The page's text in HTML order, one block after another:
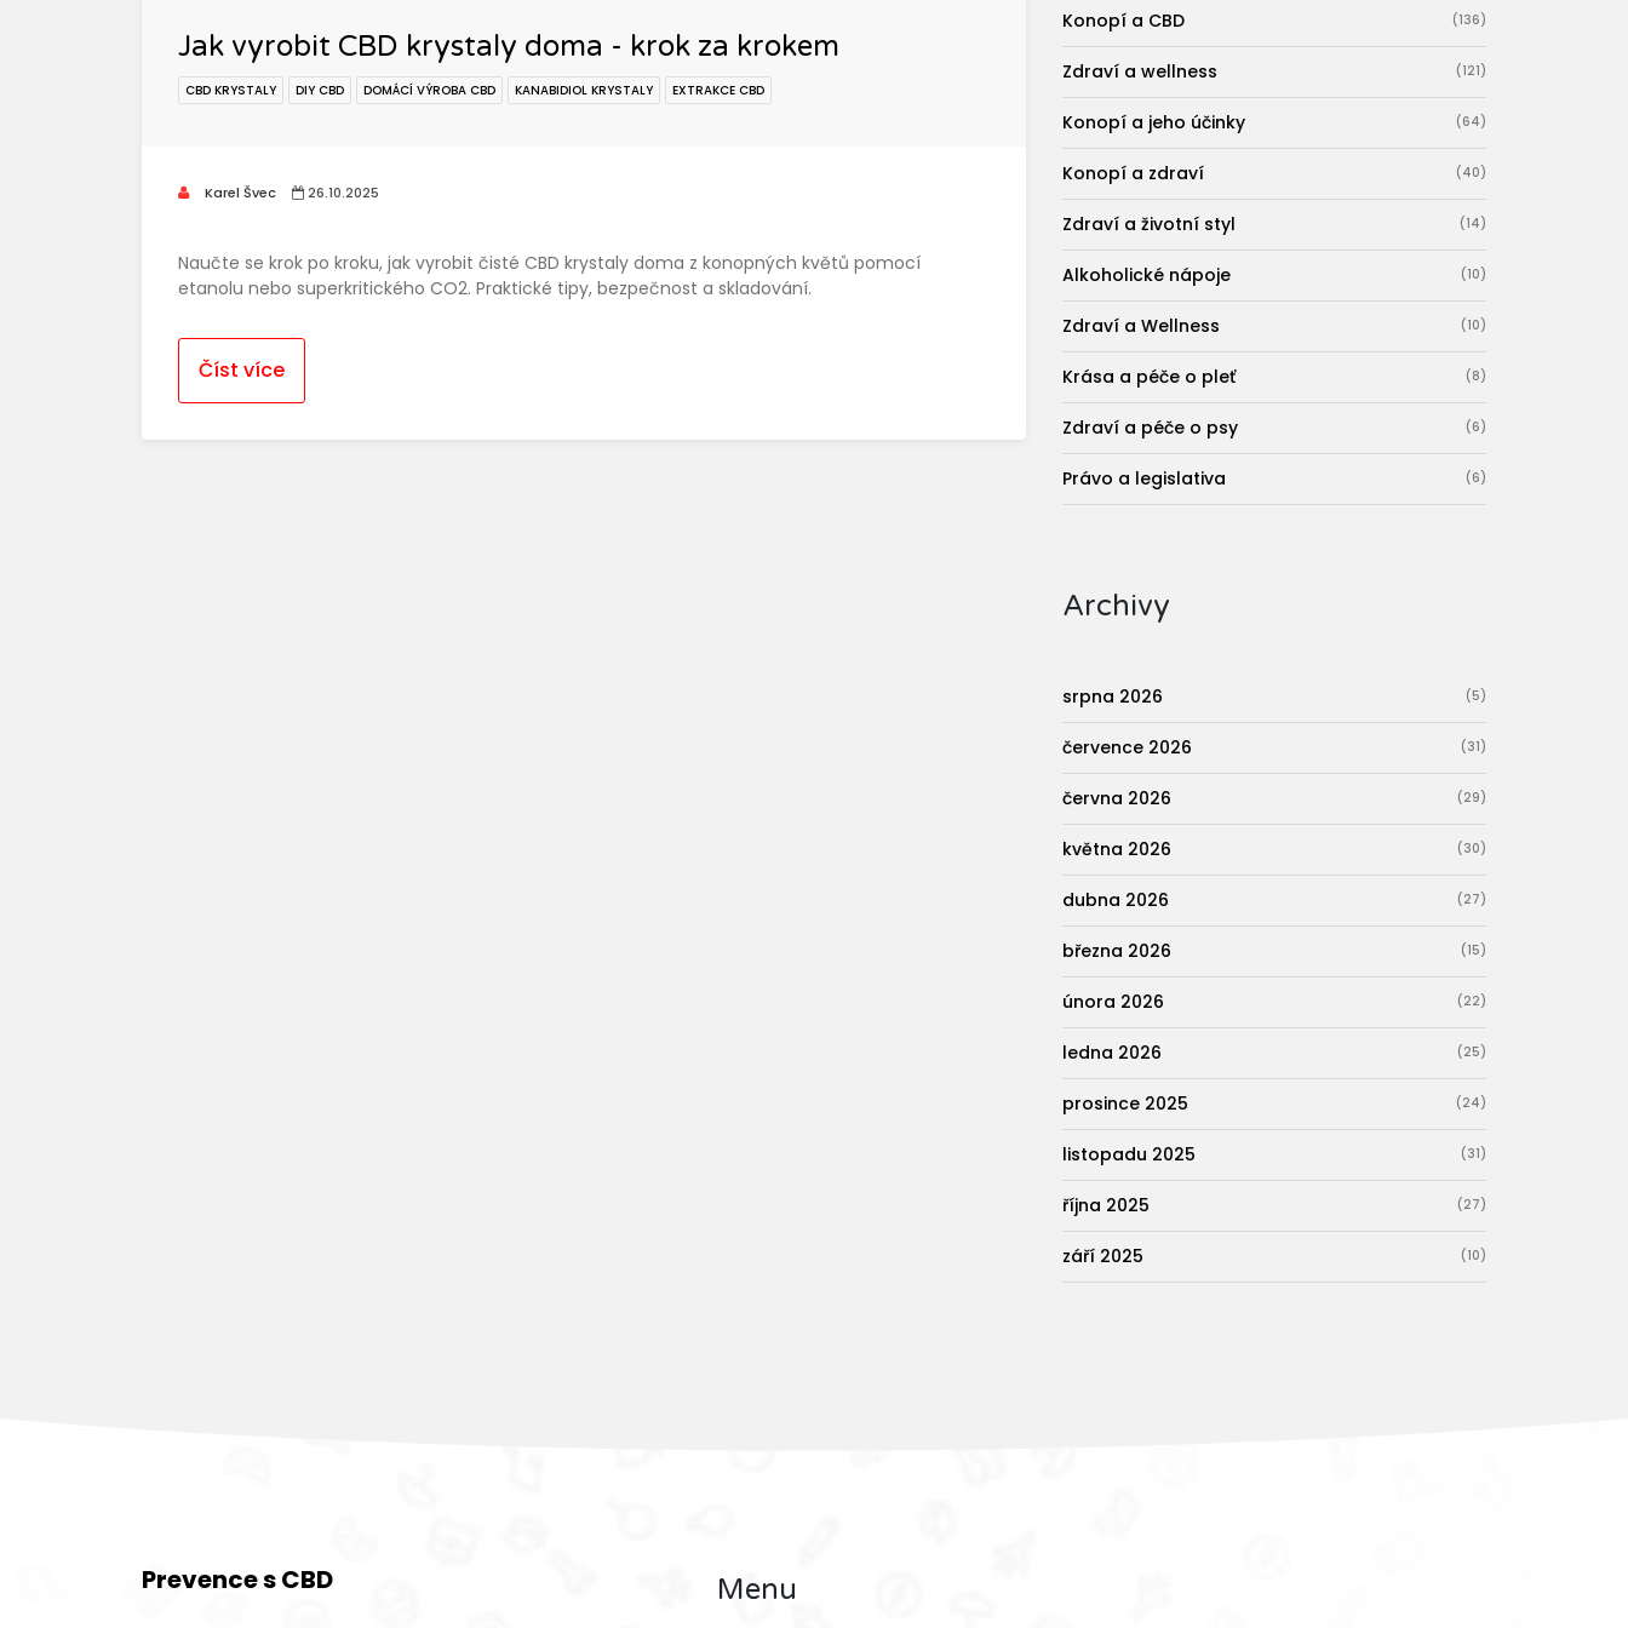
Jak vyrobit CBD krystaly doma - krok za krokem
CBD KRYSTALY DIY CBD DOMÁCÍ VÝROBA CBD KANABIDIOL KRYSTALY EXTRAKCE CBD
Karel Švec 26.10.2025
Naučte se krok po kroku, jak vyrobit čisté CBD krystaly doma z konopných květů pomocí
etanolu nebo superkritického CO2. Praktické tipy, bezpečnost a skladování.
Číst více
Konopí a CBD (136)
Zdraví a wellness (121)
Konopí a jeho účinky (64)
Konopí a zdraví (40)
Zdraví a životní styl (14)
Alkoholické nápoje (10)
Zdraví a Wellness (10)
Krása a péče o pleť (8)
Zdraví a péče o psy (6)
Právo a legislativa (6)
Archivy
srpna 2026 (5)
července 2026 (31)
června 2026 (29)
května 2026 (30)
dubna 2026 (27)
března 2026 (15)
února 2026 (22)
ledna 2026 (25)
prosince 2025 (24)
listopadu 2025 (31)
října 2025 (27)
září 2025 (10)
Prevence s CBD Menu